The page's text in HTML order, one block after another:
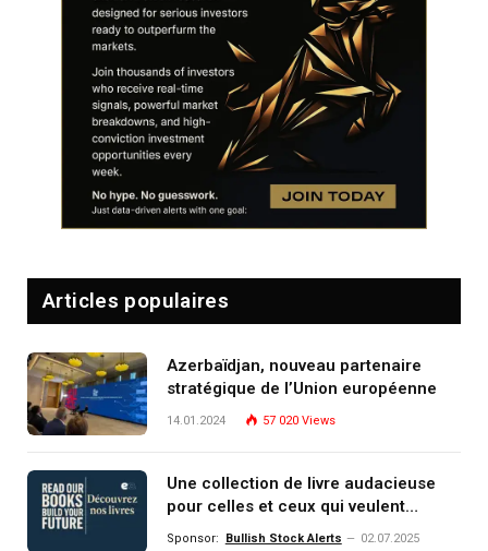
Articles populaires
Azerbaïdjan, nouveau partenaire
stratégique de l’Union européenne
14.01.2024 57 020 Views
Une collection de livre audacieuse
pour celles et ceux qui veulent
comprendre, investir et dominer le
Sponsor: Bullish Stock Alerts 02.07.2025